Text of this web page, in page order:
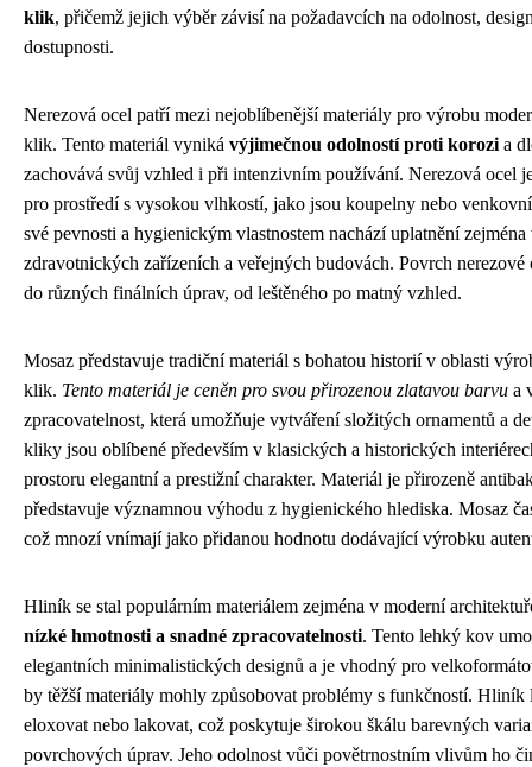
klik, přičemž jejich výběr závisí na požadavcích na odolnost,
dostupnosti.
Nerezová ocel patří mezi nejoblíbenější materiály pro výrobu
klik. Tento materiál vyniká výjimečnou odolností proti korozi a
zachovává svůj vzhled i při intenzivním používání. Nerezová ocel
pro prostředí s vysokou vlhkostí, jako jsou koupelny nebo
své pevnosti a hygienickým vlastnostem nachází uplatnění zejména
zdravotnických zařízeních a veřejných budovách. Povrch
do různých finálních úprav, od leštěného po matný vzhled.
Mosaz představuje tradiční materiál s bohatou historií v oblasti
klik. Tento materiál je ceněn pro svou přirozenou zlatavou barvu a
zpracovatelnost, která umožňuje vytváření složitých ornamentů a
kliky jsou oblíbené především v klasických a historických
prostoru elegantní a prestižní charakter. Materiál je přirozeně
představuje významnou výhodu z hygienického hlediska. Mosaz
což mnozí vnímají jako přidanou hodnotu dodávající výrobku
Hliník se stal populárním materiálem zejména v moderní
nízké hmotnosti a snadné zpracovatelnosti. Tento lehký kov
elegantních minimalistických designů a je vhodný pro
by těžší materiály mohly způsobovat problémy s funkčností. Hliník
eloxovat nebo lakovat, což poskytuje širokou škálu barevných
povrchových úprav. Jeho odolnost vůči povětrnostním vlivům ho